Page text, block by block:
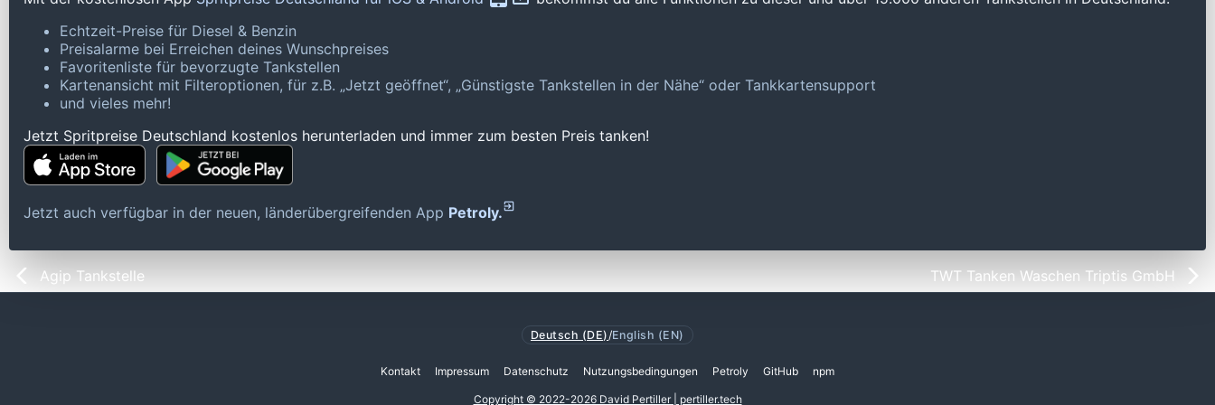
Echtzeit-Preise für Diesel & Benzin
Preisalarme bei Erreichen deines Wunschpreises
Favoritenliste für bevorzugte Tankstellen
Kartenansicht mit Filteroptionen, für z.B. „Jetzt geöffnet“, „Günstigste Tankstellen in der Nähe“ oder Tankkartensupport
und vieles mehr!
Jetzt Spritpreise Deutschland kostenlos herunterladen und immer zum besten Preis tanken!
Jetzt auch verfügbar in der neuen, länderübergreifenden App Petroly.
Agip Tankstelle TWT Tanken Waschen Triptis GmbH
Deutsch (DE) /English (EN)
Kontakt Impressum Datenschutz Nutzungsbedingungen Petroly GitHub npm
Copyright © 2022-2026 David Pertiller | pertiller.tech